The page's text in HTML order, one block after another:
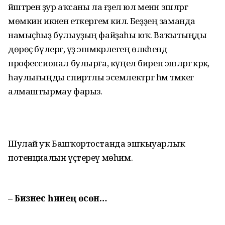
йәштәренә ҙур аҡсаны ла ғәҙел юл менән эшләргә
мөмкин икәнен еткергем килә. Беҙҙең заманда
намыҫһыҙ булыуҙың файҙаһы юҡ. Ваҡытыңды
дөрөҫ бүлергә, үҙ эшмәкәрлегең өлкәһендә
профессионал булырға, күңел биреп эшләргә кәрәк,
һаулығыңды спиртлы эсемлектәргә һәм тәмәкегә
алмаштырмау фарыз.
Шулай уҡ Башҡортостанда эшҡыуарлыҡ
потенциалын үҫтереү мөһим.
– Бизнес һинең өсөн…